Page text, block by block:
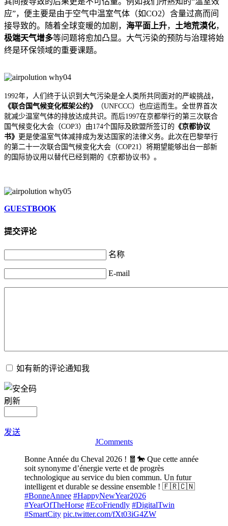
应”，便主要是由于空气中温室气体（如CO2）含量过高而间
接导致的。随着全球变暖的加剧， 海平面上升， 土地荒漠化，
极端天气增多等问题将愈加凸显。大气污染的预防与治理将始
终是环保领域的重要课题。
1992年，人们终于认识到大气污染是全人类所共同面对的严峻挑战，
《联合国气候变化框架公约》
（UNFCCC）也应运而生。全世界首次
就减少温室气体的排放达成共识。而后1997在京都举行的第三次联合
国气候变化大会（COP3）由174个国际及欧盟所签订的 《京都协议
书》 更是使温室气体减排成为发达国家的法律义务。此次在巴黎举行
的第二十一次联合国气候变化大会（COP21）将期望能够出台一部新
的国际协议用以替代已经到期的《京都协议书》。
GUESTBOOK
提交评论
名称
E-mail
如有新的评论通知我
刷新
发送
JComments
Bonne Année du Cheval 2026 ! 🧧🐎 Que cette année
soit synonyme d’énergie verte et de progrès
technologique au service du bien commun. Un futur
intelligent et durable se dessine ensemble ! 🇫🇷🇨🇳
#BonneAnnee #HappyNewYear2026
#YearOfTheHorse #EcoFriendly #DigitalTwin
#SmartCity pic.twitter.com/fXt03iG4ZW